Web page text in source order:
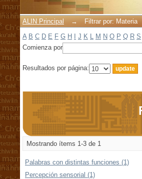
ALIN Principal →
Filtrar por: Materia
A B C D E F G H J K L M N O P Q R S
Comienza por
Resultados por página:
Mostrando ítems 1-3 de 1
Palabras con distintas funciones (1)
Percepción sensorial (1)